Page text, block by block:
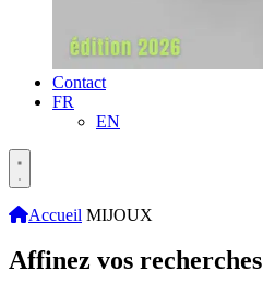
Contact
FR
EN
Accueil MIJOUX
Affinez vos recherches